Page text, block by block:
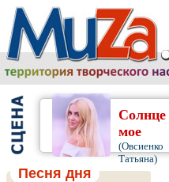
Солнце
мое
(Овсиенко
Татьяна)
Песня дня